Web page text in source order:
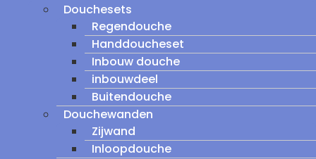
Douchesets
Regendouche
Handdoucheset
Inbouw douche
inbouwdeel
Buitendouche
Douchewanden
Zijwand
Inloopdouche